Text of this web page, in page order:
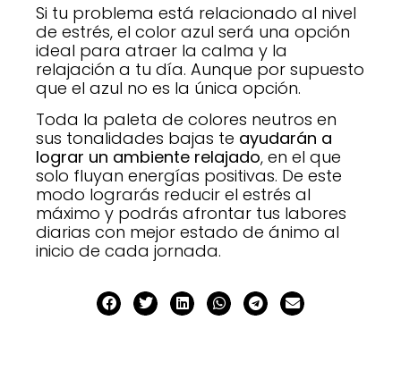
Si tu problema está relacionado al nivel
de estrés, el color azul será una opción
ideal para atraer la calma y la
relajación a tu día. Aunque por supuesto
que el azul no es la única opción.
Toda la paleta de colores neutros en
sus tonalidades bajas te ayudarán a
lograr un ambiente relajado, en el que
solo fluyan energías positivas. De este
modo lograrás reducir el estrés al
máximo y podrás afrontar tus labores
diarias con mejor estado de ánimo al
inicio de cada jornada.